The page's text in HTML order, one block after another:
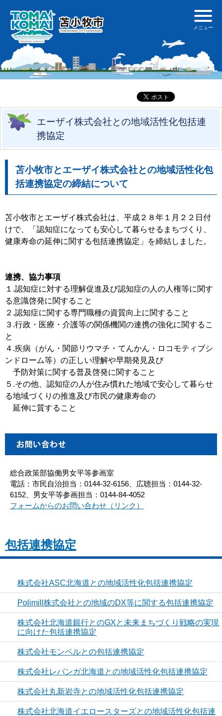
エーザイ株式会社との地域活性化包括連
携協定
苫小牧市とエーザイ株式会社との地域活性化包
括連携協定の締結について
苫小牧市とエーザイ株式会社は、平成２８年１月２２日付
けで、「認知症になっても安心して暮らせるまちづくり、
健康寿命の延伸に関する包括連携協定」を締結しました。
連携、協力事項
１.認知症に対する理解促進及び認知症の人の人権等に関す
る意識啓発に関すること
２.認知症に関する専門職種の資質向上に関すること
３.行政・医療・介護等の関係機関の連携の強化に関するこ
と
４.疾病（がん・関節リウマチ・てんかん・ロコモティブシ
ンドローム等）の正しい理解や早期発見及び
予防対策に関する普及啓発に関すること
５.その他、認知症の人が住み慣れた地域で安心して暮らせ
る地域づくりの推進及び市民の健康寿命の
延伸に質すること
総合政策部協働男女平等参画室
電話：市民自治担当：0144-32-6156、広聴担当：0144-32-
6152、男女平等参画担当：0144-84-4052
フォームからのお問い合わせ（リンク）
包括連携協定
株式会社ASC北海道との地域活性化包括連携協定
Polimill株式会社との地域のDX等に関する包括連携協定
株式会社北海道銀行とのGXと未来まちづくり戦略の実現
に向けた包括連携協定
株式会社モンベルとの包括連携協定
株式会社レバンガ北海道との地域活性化包括連携協定
株式会社丸新岩寺との地域活性化包括連携協定
株式会社北海道イエロースターズとの地域活性化包括連